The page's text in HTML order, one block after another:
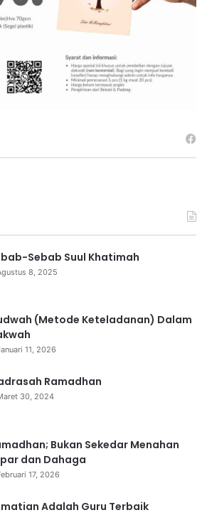
Sebab Suul Khatimah
8, 2025
(Metode Keteladanan) Dalam
11, 2026
Ramadhan
30, 2024
Bukan Sekedar Menahan
dan Dahaga
17, 2026
Adalah Guru Terbaik